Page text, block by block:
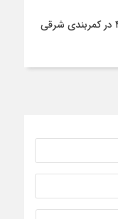
۳فوتی در واژگونی و آتش‌سوزی پژو ۴۰۵ در کمربندی شرقی